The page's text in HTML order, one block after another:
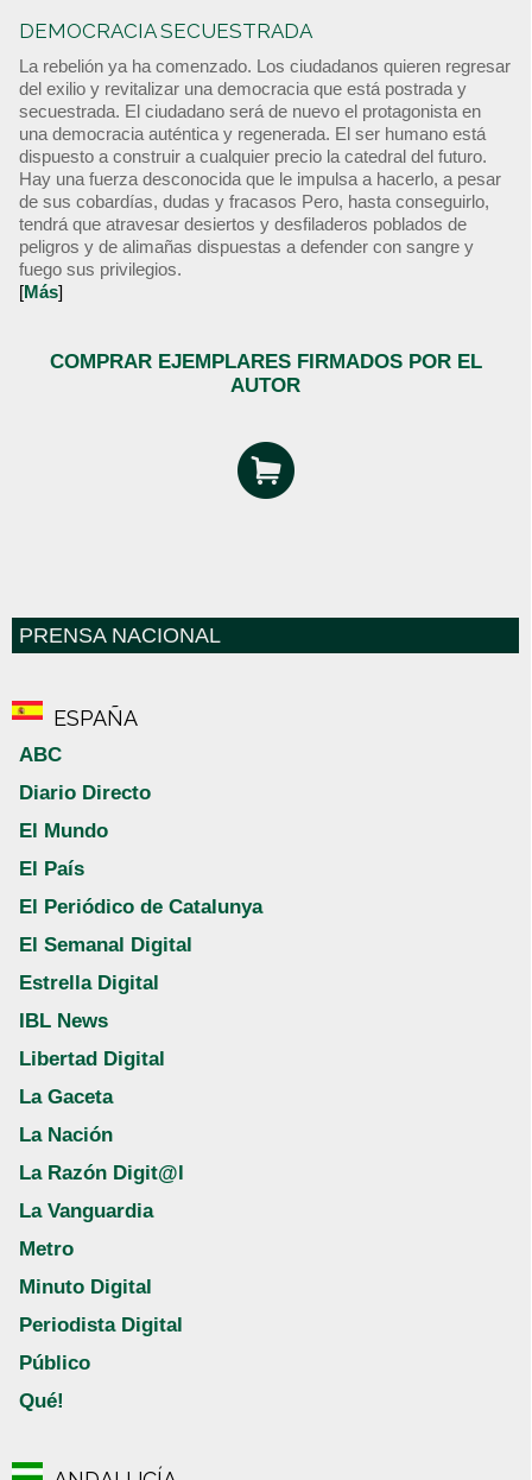
DEMOCRACIA SECUESTRADA
La rebelión ya ha comenzado. Los ciudadanos quieren regresar
del exilio y revitalizar una democracia que está postrada y
secuestrada. El ciudadano será de nuevo el protagonista en
una democracia auténtica y regenerada. El ser humano está
dispuesto a construir a cualquier precio la catedral del futuro.
Hay una fuerza desconocida que le impulsa a hacerlo, a pesar
de sus cobardías, dudas y fracasos Pero, hasta conseguirlo,
tendrá que atravesar desiertos y desfiladeros poblados de
peligros y de alimañas dispuestas a defender con sangre y
fuego sus privilegios.
[Más]
COMPRAR EJEMPLARES FIRMADOS POR EL
AUTOR
PRENSA NACIONAL
ESPAÑA
ABC
Diario Directo
El Mundo
El País
El Periódico de Catalunya
El Semanal Digital
Estrella Digital
IBL News
Libertad Digital
La Gaceta
La Nación
La Razón Digit@l
La Vanguardia
Metro
Minuto Digital
Periodista Digital
Público
Qué!